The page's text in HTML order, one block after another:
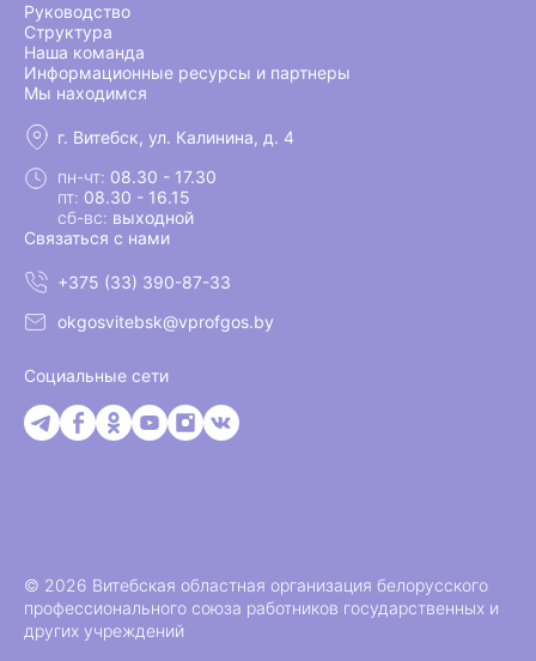
Руководство
Структура
Наша команда
Информационные ресурсы и партнеры
Мы находимся
г. Витебск, ул. Калинина, д. 4
пн-чт: 08.30 - 17.30
пт: 08.30 - 16.15
сб-вс: выходной
Связаться с нами
+375 (33) 390-87-33
okgosvitebsk@vprofgos.by
Социальные сети
© 2026 Витебская областная организация белорусского
профессионального союза работников государственных и
других учреждений